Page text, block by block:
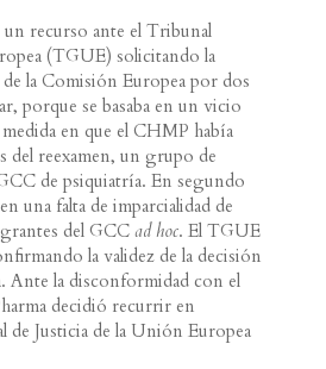
recurso ante el Tribunal
(TGUE) solicitando la
la Comisión Europea por dos
porque se basaba en un vicio
en que el CHMP había
del reexamen, un grupo de
de psiquiatría. En segundo
una falta de imparcialidad de
del GCC ad hoc. El TGUE
la validez de la decisión
Ante la disconformidad con el
decidió recurrir en
de Justicia de la Unión Europea